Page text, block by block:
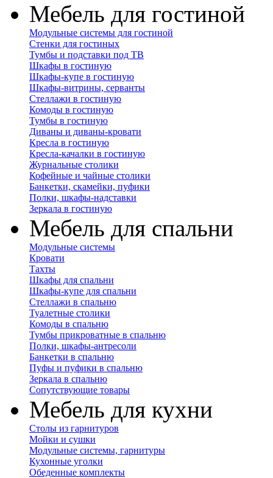
Мебель для гостиной
Модульные системы для гостиной
Стенки для гостиных
Тумбы и подставки под ТВ
Шкафы в гостиную
Шкафы-купе в гостиную
Шкафы-витрины, серванты
Стеллажи в гостиную
Комоды в гостиную
Тумбы в гостиную
Диваны и диваны-кровати
Кресла в гостиную
Кресла-качалки в гостиную
Журнальные столики
Кофейные и чайные столики
Банкетки, скамейки, пуфики
Полки, шкафы-надставки
Зеркала в гостиную
Мебель для спальни
Модульные системы
Кровати
Тахты
Шкафы для спальни
Шкафы-купе для спальни
Стеллажи в спальню
Туалетные столики
Комоды в спальню
Тумбы прикроватные в спальню
Полки, шкафы-антресоли
Банкетки в спальню
Пуфы и пуфики в спальню
Зеркала в спальню
Сопутствующие товары
Мебель для кухни
Столы из гарнитуров
Мойки и сушки
Модульные системы, гарнитуры
Кухонные уголки
Обеденные комплекты